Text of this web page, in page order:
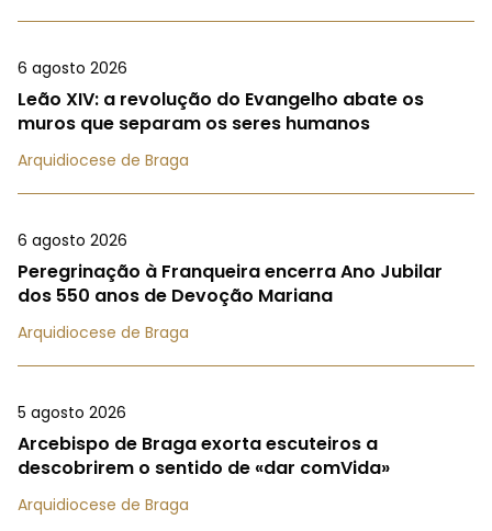
6 agosto 2026
Leão XIV: a revolução do Evangelho abate os
muros que separam os seres humanos
Arquidiocese de Braga
6 agosto 2026
Peregrinação à Franqueira encerra Ano Jubilar
dos 550 anos de Devoção Mariana
Arquidiocese de Braga
5 agosto 2026
Arcebispo de Braga exorta escuteiros a
descobrirem o sentido de «dar comVida»
Arquidiocese de Braga